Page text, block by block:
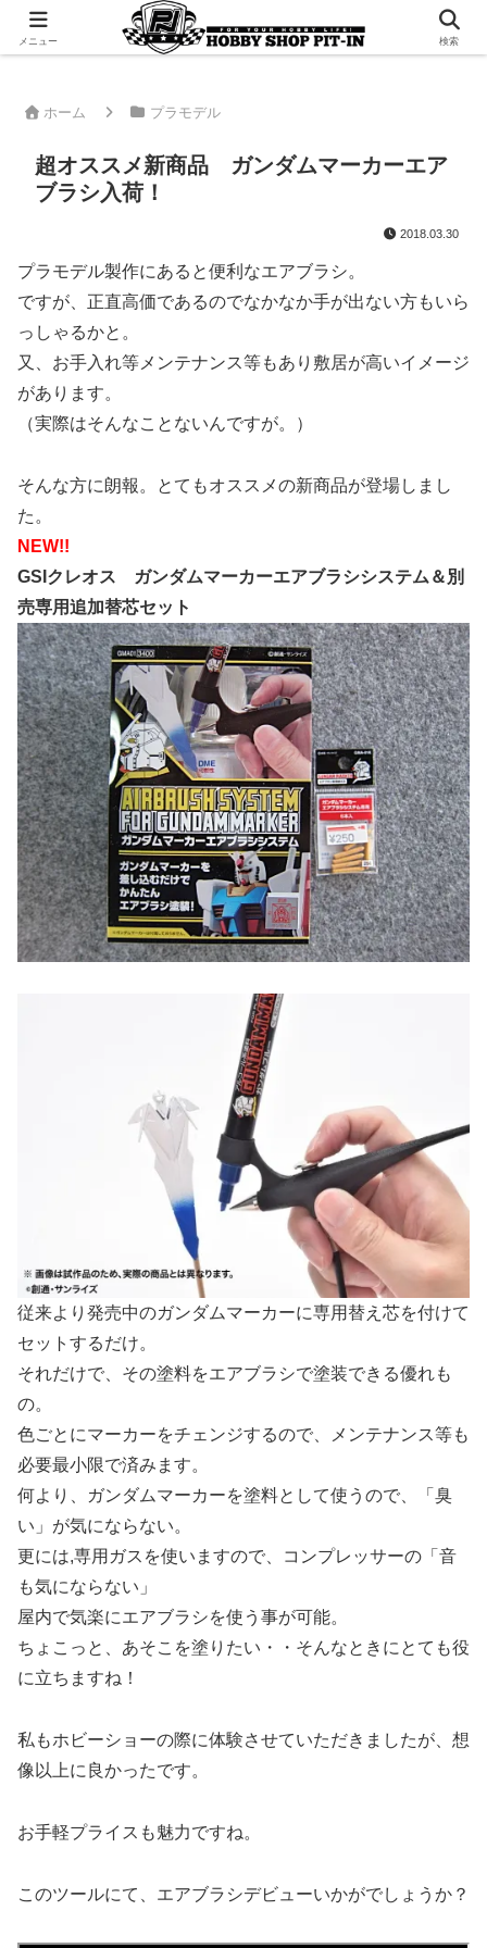
千葉県君津市でラジコンやプラモデルを販売。 ピットインのウェブサイトです
ホーム プラモデル
超オススメ新商品 ガンダムマーカーエア
ブラシ入荷！
2018.03.30
プラモデル製作にあると便利なエアブラシ。
ですが、正直高価であるのでなかなか手が出ない方もいら
っしゃるかと。
又、お手入れ等メンテナンス等もあり敷居が高いイメージ
があります。
（実際はそんなことないんですが。）
そんな方に朗報。とてもオススメの新商品が登場しまし
た。
NEW!!
GSIクレオス ガンダムマーカーエアブラシシステム＆別
売専用追加替芯セット
従来より発売中のガンダムマーカーに専用替え芯を付けて
セットするだけ。
それだけで、その塗料をエアブラシで塗装できる優れも
の。
色ごとにマーカーをチェンジするので、メンテナンス等も
必要最小限で済みます。
何より、ガンダムマーカーを塗料として使うので、「臭
い」が気にならない。
更には,専用ガスを使いますので、コンプレッサーの「音
も気にならない」
屋内で気楽にエアブラシを使う事が可能。
ちょこっと、あそこを塗りたい・・そんなときにとても役
に立ちますね！
私もホビーショーの際に体験させていただきましたが、想
像以上に良かったです。
お手軽プライスも魅力ですね。
このツールにて、エアブラシデビューいかがでしょうか？
メニュー 検索